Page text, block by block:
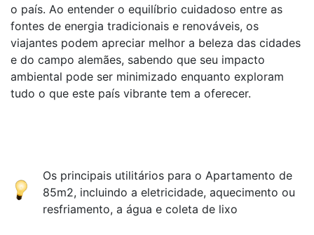
o país. Ao entender o equilíbrio cuidadoso entre as
fontes de energia tradicionais e renováveis, os
viajantes podem apreciar melhor a beleza das cidades
e do campo alemães, sabendo que seu impacto
ambiental pode ser minimizado enquanto exploram
tudo o que este país vibrante tem a oferecer.
Os principais utilitários para o Apartamento de
85m2, incluindo a eletricidade, aquecimento ou
resfriamento, a água e coleta de lixo